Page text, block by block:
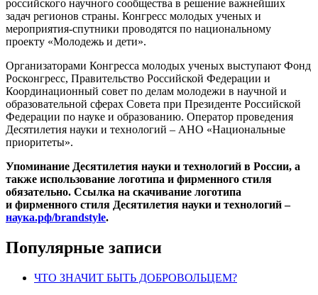
российского научного сообщества в решение важнейших
задач регионов страны. Конгресс молодых ученых и
мероприятия-спутники проводятся по национальному
проекту «Молодежь и дети».
Организаторами Конгресса молодых ученых выступают Фонд
Росконгресс, Правительство Российской Федерации и
Координационный совет по делам молодежи в научной и
образовательной сферах Совета при Президенте Российской
Федерации по науке и образованию. Оператор проведения
Десятилетия науки и технологий – АНО «Национальные
приоритеты».
Упоминание Десятилетия науки и технологий в России, а
также использование логотипа и фирменного стиля
обязательно. Ссылка на скачивание логотипа
и фирменного стиля Десятилетия науки и технологий –
наука.рф/brandstyle.
Популярные записи
ЧТО ЗНАЧИТ БЫТЬ ДОБРОВОЛЬЦЕМ?